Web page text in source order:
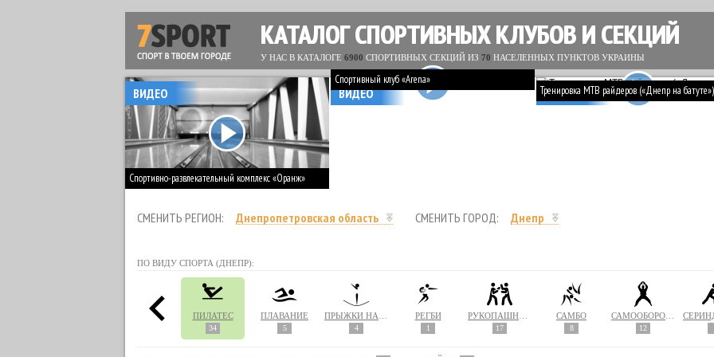
КАТАЛОГ СПОРТИВНЫХ КЛУБОВ И СЕКЦИЙ
У НАС В КАТАЛОГЕ 6900 СПОРТИВНЫХ СЕКЦИЙ ИЗ 70 НАСЕЛЕННЫХ ПУНКТОВ УКРАИНЫ
Спортивно-развлекательный комплекс «Оранж»
ВИДЕО
Спортивный клуб «Arena»
ВИДЕО Тренировка MTB райдеров («Днепр на батуте»)
ВИДЕО
СМЕНИТЬ РЕГИОН: Днепропетровская область СМЕНИТЬ ГОРОД: Днепр
ПО ВИДУ СПОРТА (ДНЕПР):
ПЕЙНТБОЛ ПИЛАТЕС
34
ПЛАВАНИЕ
5 4
РЕГБИ
1 17
САМБО
8 12